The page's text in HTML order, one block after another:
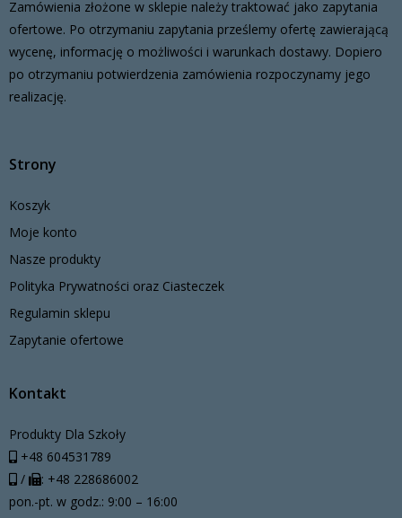
Zamówienia złożone w sklepie należy traktować jako zapytania
ofertowe. Po otrzymaniu zapytania prześlemy ofertę zawierającą
wycenę, informację o możliwości i warunkach dostawy. Dopiero
po otrzymaniu potwierdzenia zamówienia rozpoczynamy jego
realizację.
Strony
Koszyk
Moje konto
Nasze produkty
Polityka Prywatności oraz Ciasteczek
Regulamin sklepu
Zapytanie ofertowe
Kontakt
Produkty Dla Szkoły
+48 604531789
/
: +48 228686002
pon.-pt. w godz.: 9:00 – 16:00